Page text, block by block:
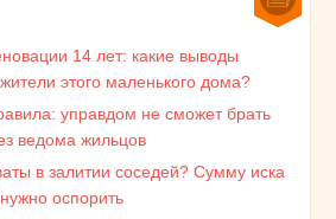
14 лет: какие выводы
этого маленького дома?
управдом не сможет брать
ведома жильцов
в залитии соседей? Сумму иска
оспорить